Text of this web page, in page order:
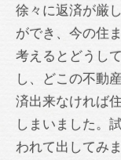
徐々に返済が厳
ができ、今の住
考えるとどうし
し、どこの不動
済出来なければ
しまいました。
われて出してみ